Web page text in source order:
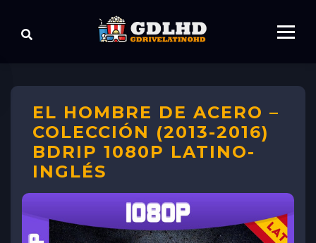
EL HOMBRE DE ACERO –
COLECCIÓN (2013-2016)
BDRIP 1080P LATINO-
INGLÉS